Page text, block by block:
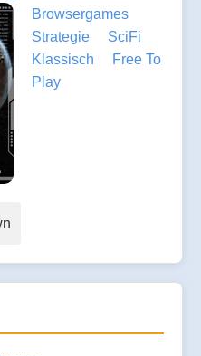
Browsergames
Strategie
SciFi
Klassisch
Free To
Play